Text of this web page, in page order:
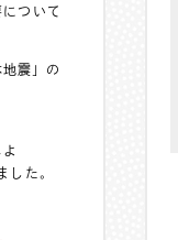
ついて
地震」の
した。